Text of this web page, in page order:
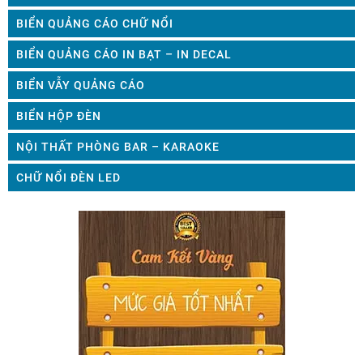
BIỂN QUẢNG CÁO CHỮ NỔI
BIỂN QUẢNG CÁO IN BẠT – IN DECAL
BIỂN VẪY QUẢNG CÁO
BIỂN HỘP ĐÈN
NỘI THẤT PHÒNG BAR – KARAOKE
CHỮ NỔI ĐÈN LED